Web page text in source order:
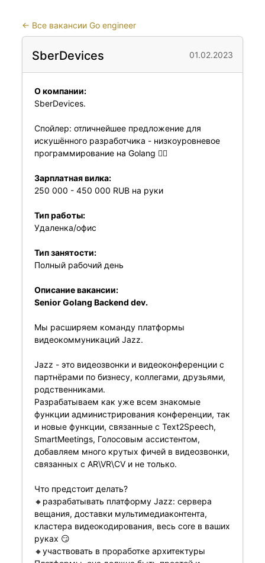
← Все вакансии Go engineer
SberDevices 01.02.2023
О компании:
SberDevices.
Спойлер: отличнейшее предложение для
искушённого разработчика - низкоуровневое
программирование на Golang ☝🏻
Зарплатная вилка:
250 000 - 450 000 RUB на руки
Тип работы:
Удаленка/офис
Тип занятости:
Полный рабочий день
Описание вакансии:
Senior Golang Backend dev.
Мы расширяем команду платформы
видеокоммуникаций Jazz.
Jazz - это видеозвонки и видеоконференции с
партнёрами по бизнесу, коллегами, друзьями,
родственниками.
Разрабатываем как уже всем знакомые
функции администрирования конференции, так
и новые функции, связанные с Text2Speech,
SmartMeetings, Голосовым ассистентом,
добавляем много крутых фичей в видеозвонки,
связанных с AR\VR\CV и не только.
Что предстоит делать?
🔸разрабатывать платформу Jazz: сервера
вещания, доставки мультимедиаконтента,
кластера видеокодирования, весь core в ваших
руках 😏
🔸участвовать в проработке архитектуры